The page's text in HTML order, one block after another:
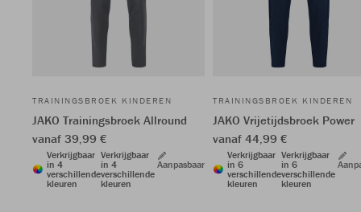
TRAININGSBROEK KINDEREN
JAKO Trainingsbroek Allround
vanaf 39,99 €
Verkrijgbaar
in 4
verschillende
kleuren
Verkrijgbaar
in 4
verschillende
kleuren
Aanpasbaar
TRAININGSBROEK KINDEREN
JAKO Vrijetijdsbroek Power
vanaf 44,99 €
Verkrijgbaar
in 6
verschillende
kleuren
Verkrijgbaar
in 6
verschillende
kleuren